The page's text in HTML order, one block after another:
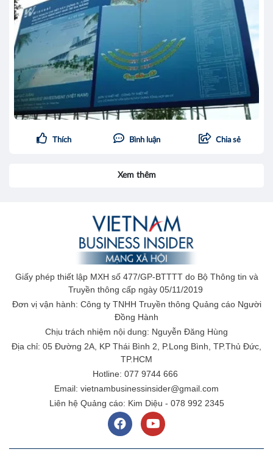
Thích Bình luận Chia sẻ
Xem thêm
Giấy phép thiết lập MXH số 477/GP-BTTTT do Bộ Thông tin và
Truyền thông cấp ngày 05/11/2019
Đơn vị vận hành: Công ty TNHH Truyền thông Quảng cáo Người
Đồng Hành
Chịu trách nhiệm nội dung: Nguyễn Đăng Hùng
Địa chỉ: 05 Đường 2A, KP Thái Bình 2, P.Long Bình, TP.Thủ Đức,
TP.HCM
Hotline: 077 9744 666
Email: vietnambusinessinsider@gmail.com
Liên hệ Quảng cáo: Kim Diệu - 078 992 2345